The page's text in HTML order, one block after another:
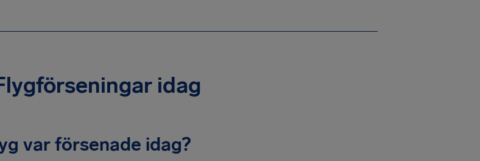
idag
var försenade idag?